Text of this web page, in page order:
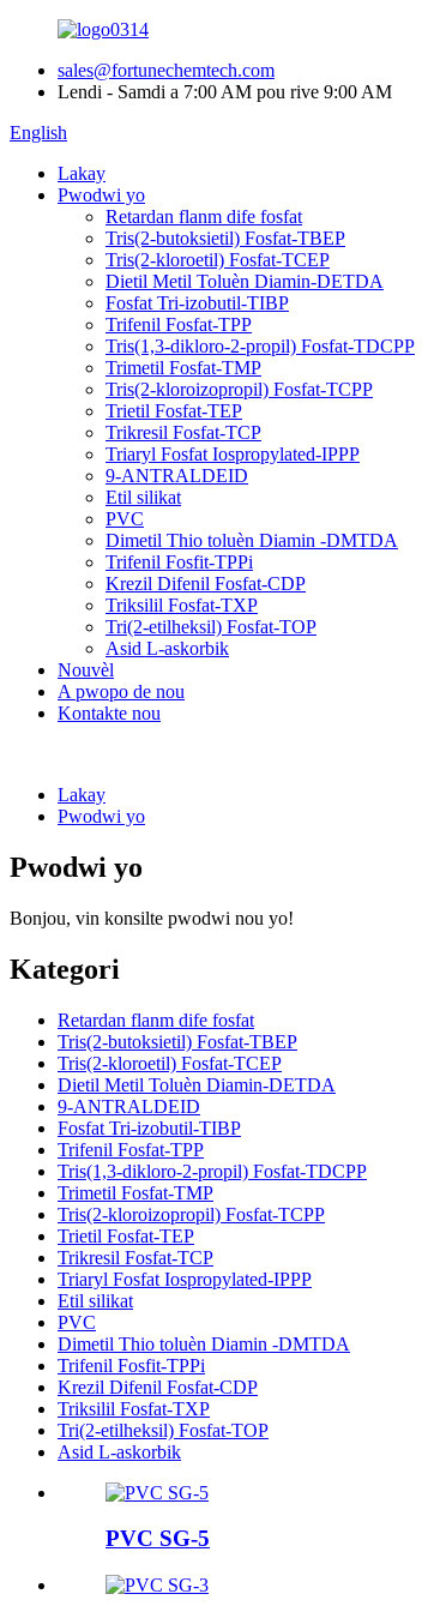
sales@fortunechemtech.com
Lendi - Samdi a 7:00 AM pou rive 9:00 AM
English
Lakay
Pwodwi yo
Retardan flanm dife fosfat
Tris(2-butoksietil) Fosfat-TBEP
Tris(2-kloroetil) Fosfat-TCEP
Dietil Metil Toluèn Diamin-DETDA
Fosfat Tri-izobutil-TIBP
Trifenil Fosfat-TPP
Tris(1,3-dikloro-2-propil) Fosfat-TDCPP
Trimetil Fosfat-TMP
Tris(2-kloroizopropil) Fosfat-TCPP
Trietil Fosfat-TEP
Trikresil Fosfat-TCP
Triaryl Fosfat Iospropylated-IPPP
9-ANTRALDEID
Etil silikat
PVC
Dimetil Thio toluèn Diamin -DMTDA
Trifenil Fosfit-TPPi
Krezil Difenil Fosfat-CDP
Triksilil Fosfat-TXP
Tri(2-etilheksil) Fosfat-TOP
Asid L-askorbik
Nouvèl
A pwopo de nou
Kontakte nou
Lakay
Pwodwi yo
Pwodwi yo
Bonjou, vin konsilte pwodwi nou yo!
Kategori
Retardan flanm dife fosfat
Tris(2-butoksietil) Fosfat-TBEP
Tris(2-kloroetil) Fosfat-TCEP
Dietil Metil Toluèn Diamin-DETDA
9-ANTRALDEID
Fosfat Tri-izobutil-TIBP
Trifenil Fosfat-TPP
Tris(1,3-dikloro-2-propil) Fosfat-TDCPP
Trimetil Fosfat-TMP
Tris(2-kloroizopropil) Fosfat-TCPP
Trietil Fosfat-TEP
Trikresil Fosfat-TCP
Triaryl Fosfat Iospropylated-IPPP
Etil silikat
PVC
Dimetil Thio toluèn Diamin -DMTDA
Trifenil Fosfit-TPPi
Krezil Difenil Fosfat-CDP
Triksilil Fosfat-TXP
Tri(2-etilheksil) Fosfat-TOP
Asid L-askorbik
PVC SG-5